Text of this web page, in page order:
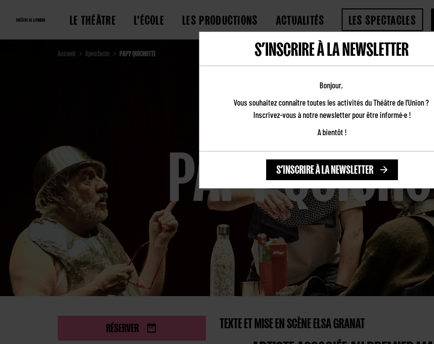
LE THÉÂTRE L'ÉCOLE LES PRODUCTIONS ACTUALITÉS LES SPECTACLES
Accueil Spectacle PAPY QUICHOTTE
PAPY
RÉSERVER TEXTE ET MISE EN SCÈNE ELSA GRANAT
S’INSCRIRE À LA NEWSLETTER
Bonjour,
Vous souhaitez connaître toutes les activités du Théâtre de l'Union ?
Inscrivez-vous à notre newsletter pour être informé·e !
A bientôt !
S’INSCRIRE À LA NEWSLETTER